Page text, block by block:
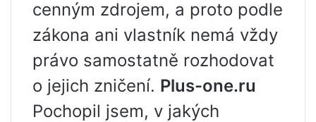
cenným zdrojem, a proto podle
zákona ani vlastník nemá vždy
právo samostatně rozhodovat
o jejich zničení. Plus-one.ru
Pochopil jsem, v jakých